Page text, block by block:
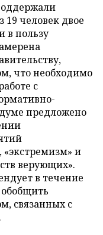
человек двое
в пользу
что необходимо
с
предложено
«экстремизм» и
верующих».
в течение
обобщить
связанных с